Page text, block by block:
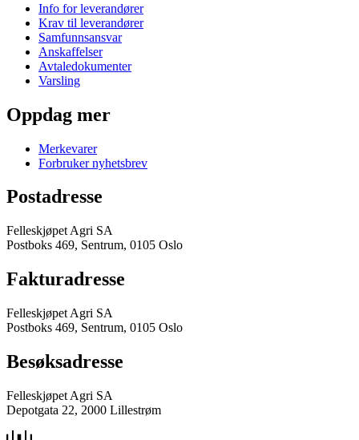
Info for leverandører
Krav til leverandører
Samfunnsansvar
Anskaffelser
Avtaledokumenter
Varsling
Oppdag mer
Merkevarer
Forbruker nyhetsbrev
Postadresse
Felleskjøpet Agri SA
Postboks 469, Sentrum, 0105 Oslo
Fakturadresse
Felleskjøpet Agri SA
Postboks 469, Sentrum, 0105 Oslo
Besøksadresse
Felleskjøpet Agri SA
Depotgata 22, 2000 Lillestrøm